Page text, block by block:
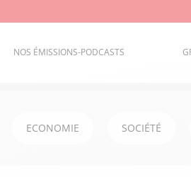
NOS ÉMISSIONS-PODCASTS
ECONOMIE SOCIÉTÉ